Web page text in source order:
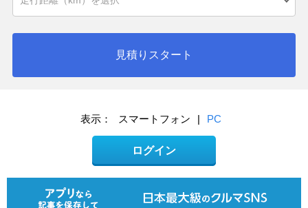
見積りスタート
表示： スマートフォン | PC
ログイン